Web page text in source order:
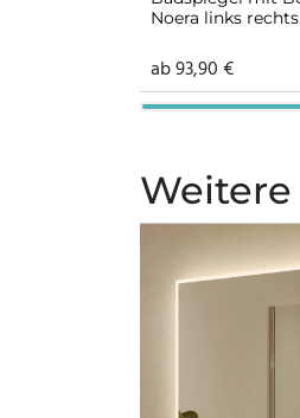
Noera links rechts
ab93,90€